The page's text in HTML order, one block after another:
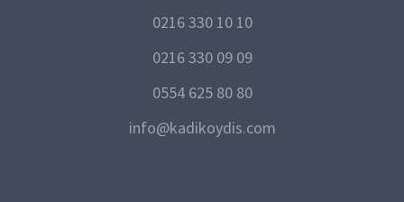
0216 330 10 10
0216 330 09 09
0554 625 80 80
info@kadikoydis.com